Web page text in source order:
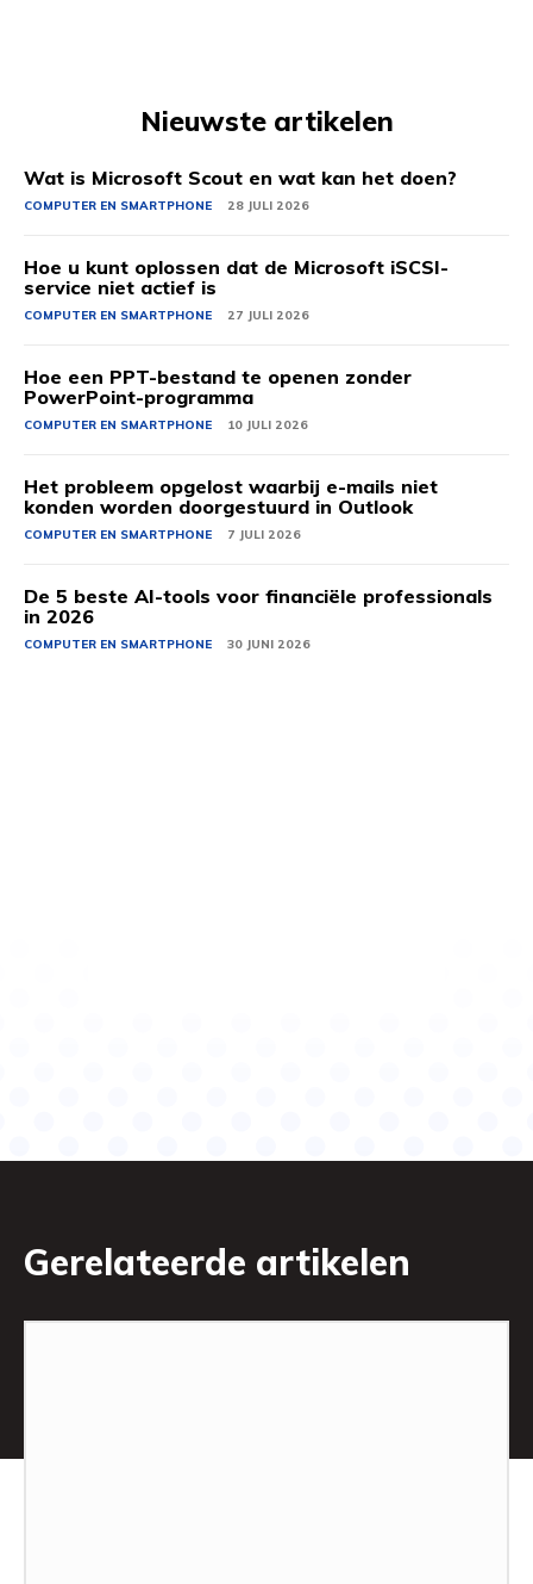
Nieuwste artikelen
Wat is Microsoft Scout en wat kan het doen?
COMPUTER EN SMARTPHONE 28 JULI 2026
Hoe u kunt oplossen dat de Microsoft iSCSI-
service niet actief is
COMPUTER EN SMARTPHONE 27 JULI 2026
Hoe een PPT-bestand te openen zonder
PowerPoint-programma
COMPUTER EN SMARTPHONE 10 JULI 2026
Het probleem opgelost waarbij e-mails niet
konden worden doorgestuurd in Outlook
COMPUTER EN SMARTPHONE 7 JULI 2026
De 5 beste AI-tools voor financiële professionals
in 2026
COMPUTER EN SMARTPHONE 30 JUNI 2026
Gerelateerde artikelen